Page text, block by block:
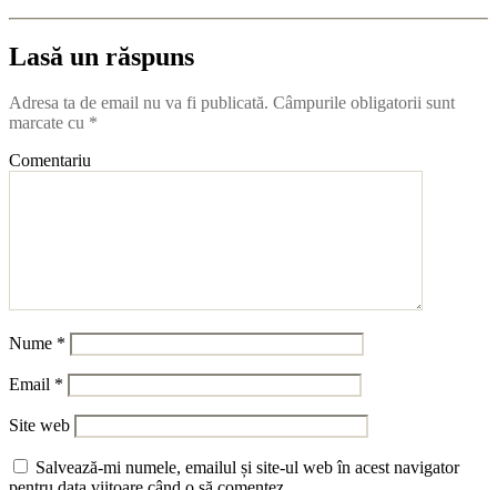
Lasă un răspuns
Adresa ta de email nu va fi publicată. Câmpurile obligatorii sunt
marcate cu *
Comentariu
Nume *
Email *
Site web
Salvează-mi numele, emailul și site-ul web în acest navigator